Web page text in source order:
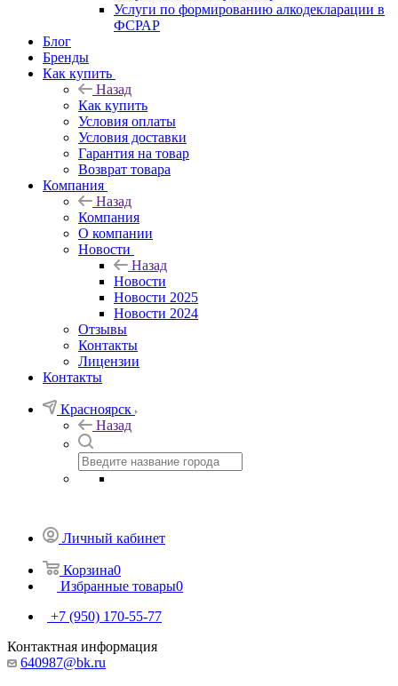
Услуги по формированию алкодекларации в
ФСРАР
Блог
Бренды
Как купить
Назад
Как купить
Условия оплаты
Условия доставки
Гарантия на товар
Возврат товара
Компания
Назад
Компания
О компании
Новости
Назад
Новости
Новости 2025
Новости 2024
Отзывы
Контакты
Лицензии
Контакты
Красноярск
Назад
Личный кабинет
Корзина0
Избранные товары0
+7 (950) 170-55-77
Контактная информация
640987@bk.ru